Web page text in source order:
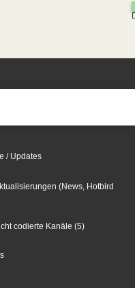
/ Updates
(News, Hotbird
codierte Kanäle (5)